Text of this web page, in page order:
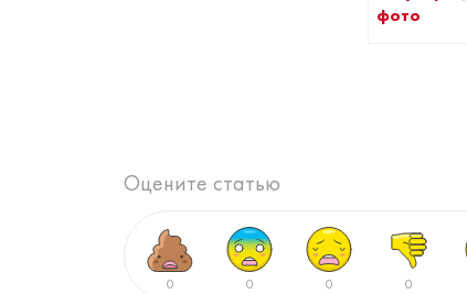
фото
Оцените статью
0 0 0 0